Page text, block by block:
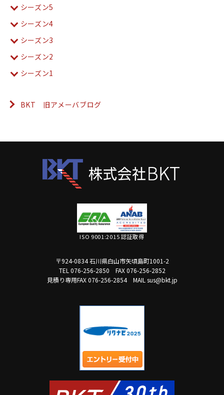
シーズン5
シーズン4
シーズン3
シーズン2
シーズン1
BKT 旧アメーバブログ
ISO 9001:2015 認証取得
〒924-0834 石川県白山市矢頃島町1001-2
TEL 076-256-2850
FAX 076-256-2852
見積り専用FAX 076-256-2854
MAIL sus@bkt.jp